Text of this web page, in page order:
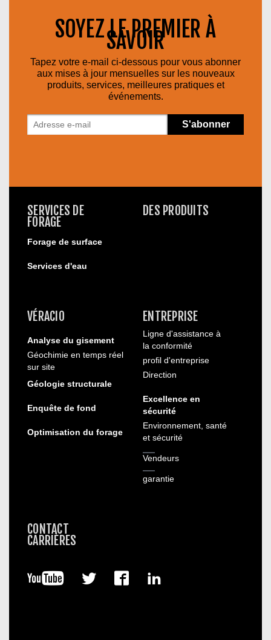
SOYEZ LE PREMIER À
SAVOIR
Tapez votre e-mail ci-dessous pour vous abonner
aux mises à jour mensuelles sur les nouveaux
produits, services, meilleures pratiques et
événements.
SERVICES DE
FORAGE
Forage de surface
Services d'eau
DES PRODUITS
VÉRACIO
Analyse du gisement
Géochimie en temps réel
sur site
Géologie structurale
Enquête de fond
Optimisation du forage
ENTREPRISE
Ligne d'assistance à
la conformité
profil d'entreprise
Direction
Excellence en
sécurité
Environnement, santé
et sécurité
Vendeurs
garantie
CONTACT
CARRIÈRES